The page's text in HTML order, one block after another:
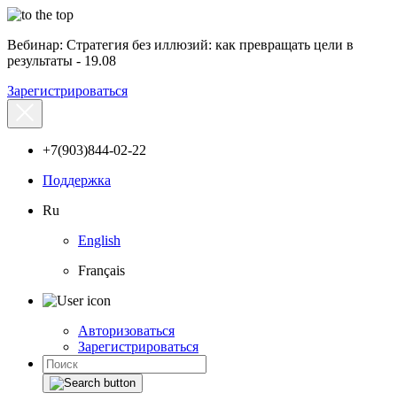
Вебинар: Стратегия без иллюзий: как превращать цели в
результаты - 19.08
Зарегистрироваться
+7(903)844-02-22
Поддержка
Ru
English
Français
Авторизоваться
Зарегистрироваться